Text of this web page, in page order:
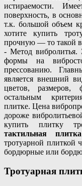
истираемости.
поверхность, в
т.к. большой объем
хотите купить
прочную — то такой
- Метод вибролитья.
формы на
прессованию.
является внешний
цветов, размеров,
остальным
плитке. Цена
дороже
купить плитку
тактильная плитка
тротуарной плиткой
бордюрные или
Тротуарная